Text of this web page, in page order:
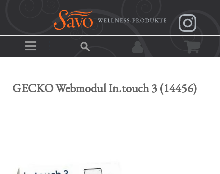
GECKO Webmodul In.touch 3 (14456)